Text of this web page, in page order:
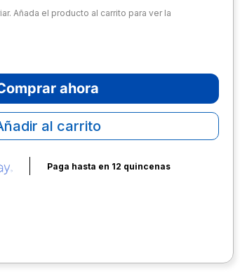
Añada el producto al carrito para ver la
ahora
al carrito
Paga hasta en 12 quincenas